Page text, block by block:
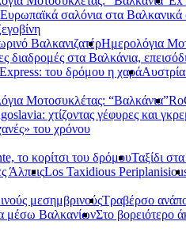
σαλόνια στα Βαλκανικά
ΒαλκανιζατέρΗμερολόγια
διαδρομές στα Βαλκάνια,
του δρόμου η χαρά
Μοτοσυκλέτας: “Βαλκάνια”
χτίζοντας γέφυρες και
του χρόνου
το κορίτσι του δρόμουΤαξίδι
ΆλπειςLos Taxidious
μεσημβρινούςΤραβέρσο
μέσω ΒαλκανίωνΣτο βορειότερο